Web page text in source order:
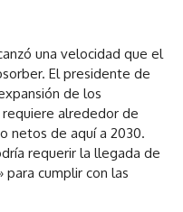
una velocidad que el
El presidente de
de los
requiere alrededor de
netos de aquí a 2030.
requerir la llegada de
cumplir con las